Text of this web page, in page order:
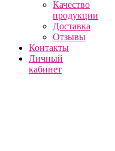
Качество
продукции
Доставка
Отзывы
Контакты
Личный
кабинет